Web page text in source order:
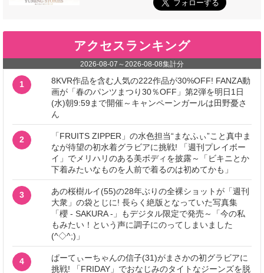
アクセスランキング
2026-08-07 ～ 2026-08-08集計分
1
8KVR作品を含む人気の222作品が30%OFF! FANZA動
画が「春のパンツまつり30％OFF」第2弾を明日1日
(水)朝9:59まで開催～キャンペーンガールは田野憂さ
ん
2
「FRUITS ZIPPER」の水色担当“まなふぃ”こと真中ま
なが待望の初水着グラビアに挑戦! 「週刊プレイボー
イ」でメリハリのある美ボディを披露～「ビキニとか
下着みたいなものを人前で着るのは初めてかも」
3
あの桜樹ルイ(55)の28年ぶりの全裸ショットが「週刊
大衆」の袋とじに! 長らく絶版となっていた写真集
「櫻 - SAKURA -」もデジタル限定で発売～「今の私
もみたい！という声に調子にのってしまいました
(^◇^;)」
4
ぱーてぃーちゃんの信子(31)がまさかの初グラビアに
挑戦! 「FRIDAY」でおなじみのタイトなジーンズを脱